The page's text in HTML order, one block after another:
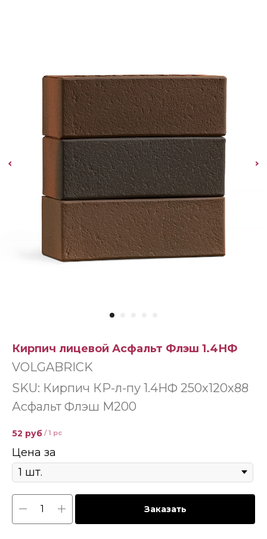
Кирпич лицевой Асфальт Флэш 1.4НФ
VOLGABRICK
SKU: Кирпич КР-л-пу 1.4НФ 250х120х88
Асфальт Флэш М200
52 руб / 1 pc
Цена за
Заказать